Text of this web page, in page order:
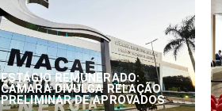
ESTÁGIO REMUNERADO:
CÂMARA DIVULGA RELAÇÃO
PRELIMINAR DE APROVADOS